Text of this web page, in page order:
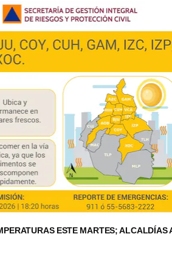
ESTE MARTES; ALCALDÍAS